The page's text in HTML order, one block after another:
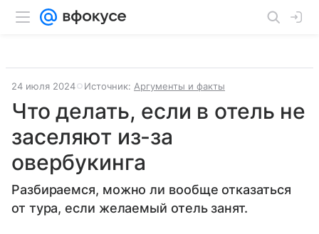
24 июля 2024 Источник: Аргументы и факты
Что делать, если в отель не
заселяют из-за
овербукинга
Разбираемся, можно ли вообще отказаться
от тура, если желаемый отель занят.